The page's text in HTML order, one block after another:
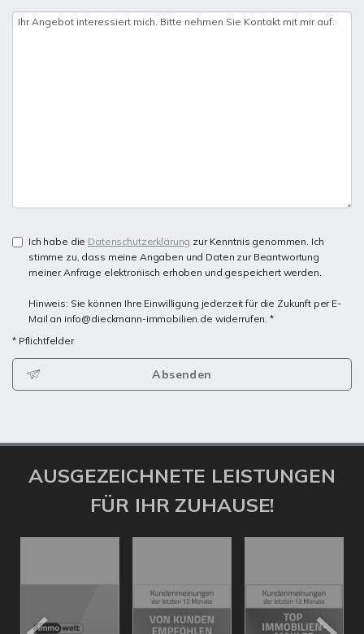
Ich habe die Datenschutzerklärung zur Kenntnis genommen. Ich
stimme zu, dass meine Angaben und Daten zur Beantwortung
meiner Anfrage elektronisch erhoben und gespeichert werden.
Hinweis: Sie können Ihre Einwilligung jederzeit für die Zukunft per E-
Mail an info@dieckmann-immobilien.de widerrufen. *
* Pflichtfelder
Absenden
AUSGEZEICHNETE LEISTUNGEN
FÜR IHR ZUHAUSE!